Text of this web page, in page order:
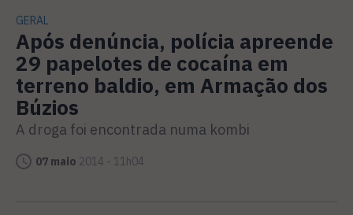
GERAL
Após denúncia, polícia apreende
29 papelotes de cocaína em
terreno baldio, em Armação dos
Búzios
A droga foi encontrada numa kombi
07 maio 2014 - 11h04